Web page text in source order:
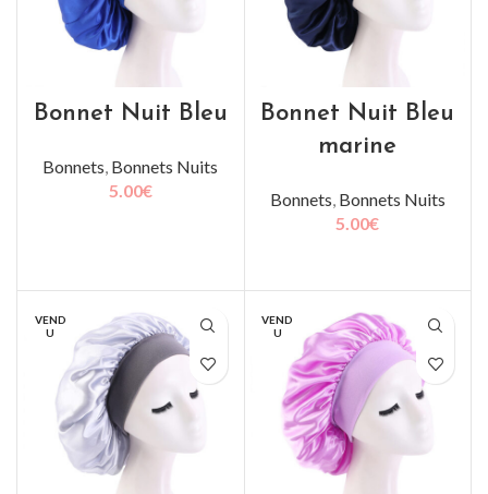
Bonnet Nuit Bleu
Bonnets Bonnets Nuits
5.00€
Bonnet Nuit Bleu
marine
Bonnets Bonnets Nuits
5.00€
VEND
U
VEND
U